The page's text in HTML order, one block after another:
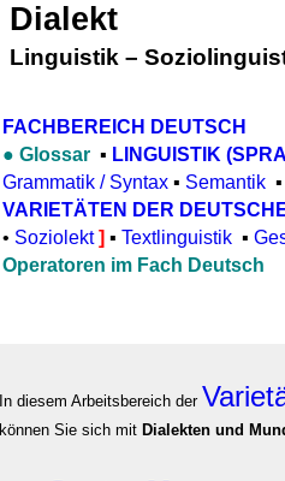
Dialekt
Linguistik –
FACHBEREICH DEUTSCH
● Glossar ▪ LINGUISTIK
Grammatik / Syntax ▪ Semantik
VARIETÄTEN DER
• Soziolekt] ▪ Textlinguistik ▪
Operatoren im Fach Deutsch
In diesem Arbeitsbereich der
können Sie sich mit Dialekten und